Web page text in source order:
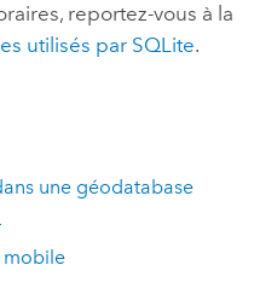
reportez-vous à la
utilisés par SQLite.
une géodatabase
mobile